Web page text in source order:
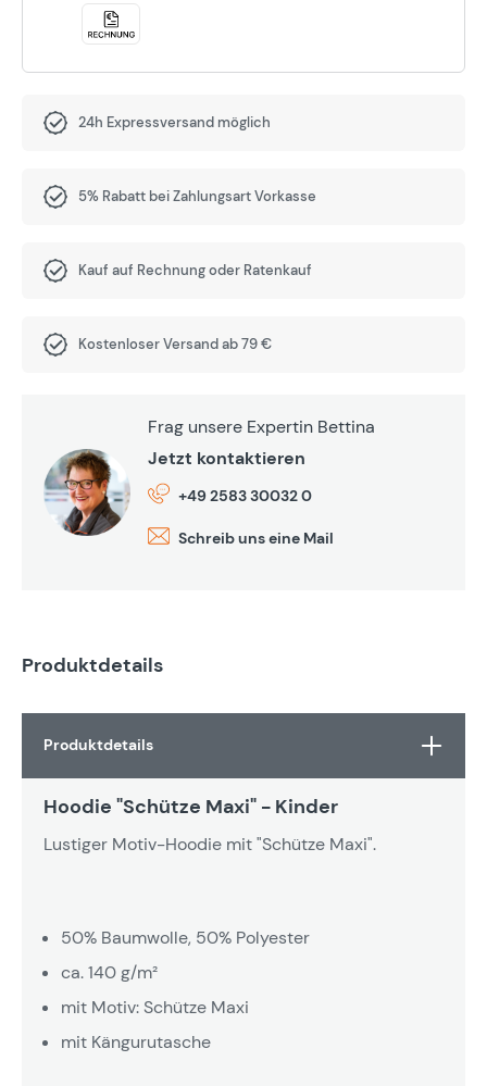
24h Expressversand möglich
5% Rabatt bei Zahlungsart Vorkasse
Kauf auf Rechnung oder Ratenkauf
Kostenloser Versand ab 79 €
Frag unsere Expertin Bettina
Jetzt kontaktieren
+49 2583 30032 0
Schreib uns eine Mail
Produktdetails
Produktdetails
Hoodie "Schütze Maxi" - Kinder
Lustiger Motiv-Hoodie mit "Schütze Maxi".
50% Baumwolle, 50% Polyester
ca. 140 g/m²
mit Motiv: Schütze Maxi
mit Kängurutasche